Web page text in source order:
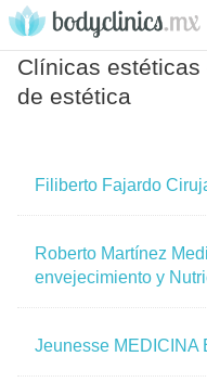
Clínicas
de estética
Filiberto Fajardo
Roberto Martínez
envejecimiento y
Jeunesse MEDICINA